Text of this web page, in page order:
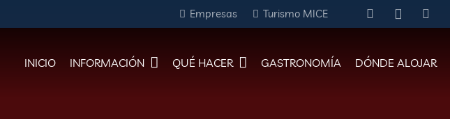
Empresas Turismo MICE
INICIO INFORMACIÓN QUÉ HACER GASTRONOMÍA DÓNDE ALOJAR